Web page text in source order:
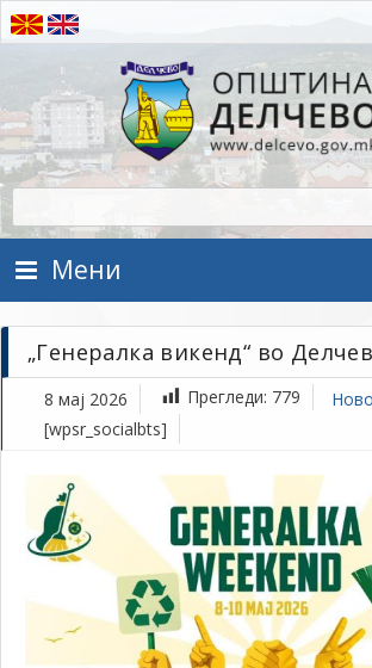
Прескокнете на содржината
Општина Делчево
Општина Делчево
Мени
„Генералка викенд“ во
8 мај 2026 Прегледи: 779
[wpsr_socialbts]